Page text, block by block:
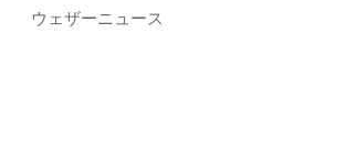
ウェザーニュース